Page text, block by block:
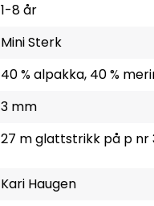
1-8 år
Mini Sterk
40 % alpakka, 40 %
3 mm
27 m glattstrikk på p nr
Kari Haugen